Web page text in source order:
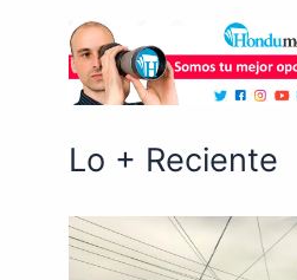
Lo + Reciente